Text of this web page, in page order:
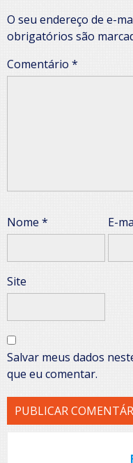
O seu endereço de e-
obrigatórios são
Comentário *
Nome* E-
Site
Salvar meus dados
que eu comentar.